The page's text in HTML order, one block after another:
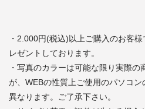
・2.000円(税込)以上ご購入のお客
レゼントしております。
・写真のカラーは可能な限り実際
が、WEBの性質上ご使用のパソコ
異なります。ご了承下さい。